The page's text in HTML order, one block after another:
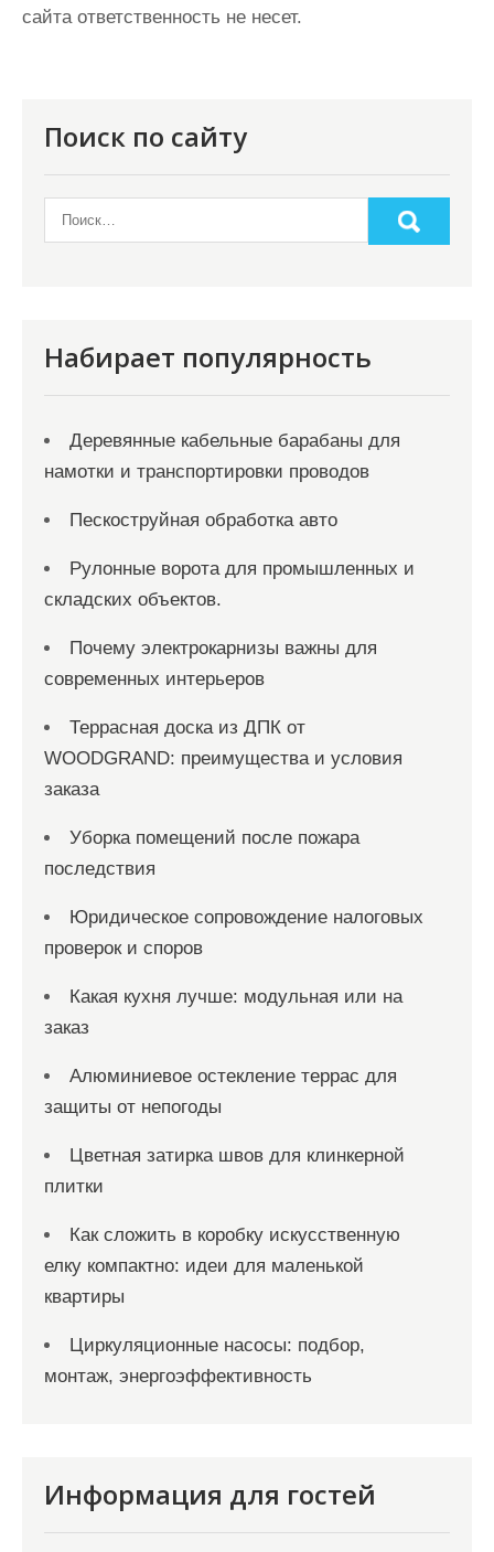
сайта ответственность не несет.
Поиск по сайту
Набирает популярность
Деревянные кабельные барабаны для
намотки и транспортировки проводов
Пескоструйная обработка авто
Рулонные ворота для промышленных и
складских объектов.
Почему электрокарнизы важны для
современных интерьеров
Террасная доска из ДПК от
WOODGRAND: преимущества и условия
заказа
Уборка помещений после пожара
последствия
Юридическое сопровождение налоговых
проверок и споров
Какая кухня лучше: модульная или на
заказ
Алюминиевое остекление террас для
защиты от непогоды
Цветная затирка швов для клинкерной
плитки
Как сложить в коробку искусственную
елку компактно: идеи для маленькой
квартиры
Циркуляционные насосы: подбор,
монтаж, энергоэффективность
Информация для гостей